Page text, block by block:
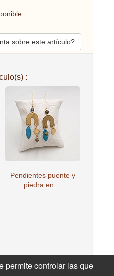
sobre este artículo?
:
Pendientes puente y
piedra en ...
permite controlar las que